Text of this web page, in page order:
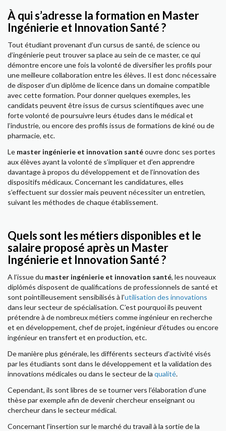
À qui s’adresse la formation en Master
Ingénierie et Innovation Santé ?
Tout étudiant provenant d’un cursus de santé, de science ou
d’ingénierie peut trouver sa place au sein de ce master, ce qui
démontre encore une fois la volonté de diversifier les profils pour
une meilleure collaboration entre les élèves. Il est donc nécessaire
de disposer d’un diplôme de licence dans un domaine compatible
avec cette formation. Pour donner quelques exemples, les
candidats peuvent être issus de cursus scientifiques avec une
forte volonté de poursuivre leurs études dans le médical et
l’industrie, ou encore des profils issus de formations de kiné ou de
pharmacie, etc.
Le master ingénierie et innovation santéouvre donc ses portes
aux élèves ayant la volonté de s’impliquer et d’en apprendre
davantage à propos du développement et de l’innovation des
dispositifs médicaux. Concernant les candidatures, elles
s’effectuent sur dossier mais peuvent nécessiter un entretien,
suivant les méthodes de chaque établissement.
Quels sont les métiers disponibles et le
salaire proposé après un Master
Ingénierie et Innovation Santé ?
A l’issue du master ingénierie et innovation santé, les nouveaux
diplômés disposent de qualifications de professionnels de santé et
sont pointilleusement sensibilisés à l’utilisation des innovations
dans leur secteur de spécialisation. C’est pourquoi ils peuvent
prétendre à de nombreux métiers comme ingénieur en recherche
et en développement, chef de projet, ingénieur d’études ou encore
ingénieur en transfert et en production, etc.
De manière plus générale, les différents secteurs d’activité visés
par les étudiants sont dans le développement et la validation des
innovations médicales ou dans le secteur de la qualité.
Cependant, ils sont libres de se tourner vers l’élaboration d’une
thèse par exemple afin de devenir chercheur enseignant ou
chercheur dans le secteur médical.
Concernant l’insertion sur le marché du travail à la sortie de la